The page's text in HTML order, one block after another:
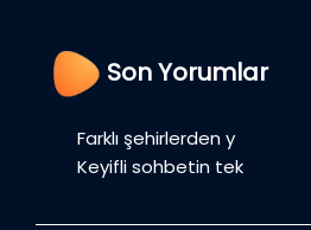
Son Yorumlar
Farklı şehirlerden y
Keyifli sohbetin tek